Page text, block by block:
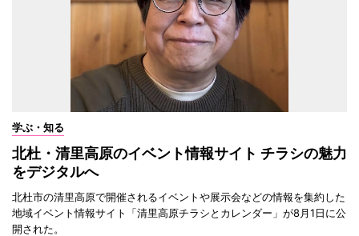
学ぶ・知る
北杜・清里高原のイベント情報サイト チラシの魅力
をデジタルへ
北杜市の清里高原で開催されるイベントや展示会などの情報を集約した
地域イベント情報サイト「清里高原チラシとカレンダー」が8月1日に公
開された。